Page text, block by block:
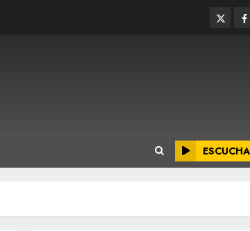
Twitter